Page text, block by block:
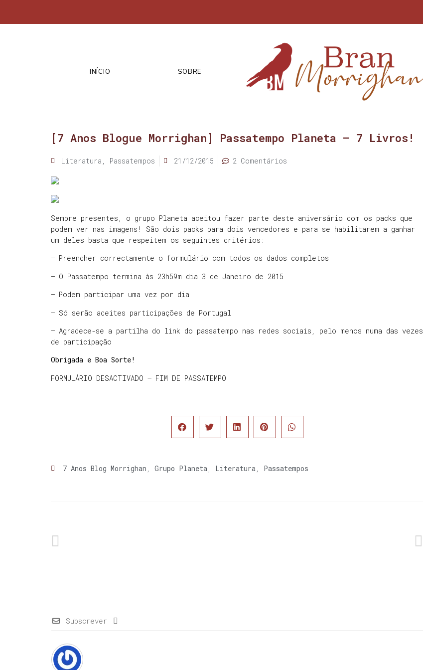
INÍCIO SOBRE
[7 Anos Blogue Morrighan] Passatempo Planeta – 7 Livros!
Literatura , Passatempos 21/12/2015 2 Comentários
Sempre presentes, o grupo Planeta aceitou fazer parte deste aniversário com os packs que
podem ver nas imagens! São dois packs para dois vencedores e para se habilitarem a ganhar
um deles basta que respeitem os seguintes critérios:
– Preencher correctamente o formulário com todos os dados completos
– O Passatempo termina às 23h59m dia 3 de Janeiro de 2015
– Podem participar uma vez por dia
– Só serão aceites participações de Portugal
– Agradece-se a partilha do link do passatempo nas redes sociais, pelo menos numa das vezes
de participação
Obrigada e Boa Sorte!
FORMULÁRIO DESACTIVADO – FIM DE PASSATEMPO
7 Anos Blog Morrighan , Grupo Planeta, Literatura, Passatempos
Subscrever